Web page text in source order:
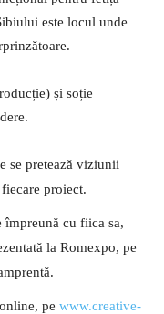
este locul unde
și soție
se pretează viziunii
proiect.
împreună cu fiica sa,
la Romexpo, pe
pe www.creative-